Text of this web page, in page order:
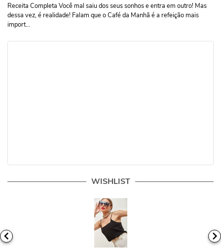
Receita Completa Você mal saiu dos seus sonhos e entra em outro! Mas
dessa vez, é realidade! Falam que o Café da Manhã é a refeição mais
import...
WISHLIST